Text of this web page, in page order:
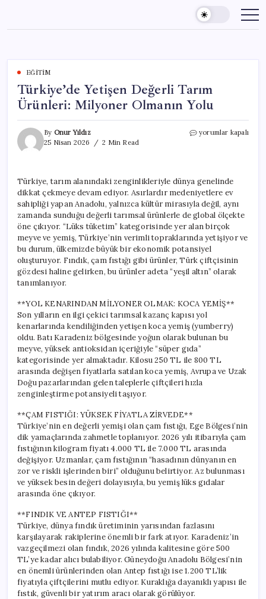
content
EĞITIM
Türkiye’de Yetişen Değerli Tarım
Ürünleri: Milyoner Olmanın Yolu
By Onur Yıldız
25 Nisan 2026
2 Min Read
Türkiye’de
Milyoner
Olmanın
Yolu
için
yorumlar kapalı
Türkiye, tarım alanındaki zenginlikleriyle dünya genelinde
dikkat çekmeye devam ediyor. Asırlardır medeniyetlere ev
sahipliği yapan Anadolu, yalnızca kültür mirasıyla değil, aynı
zamanda sunduğu değerli tarımsal ürünlerle de global ölçekte
öne çıkıyor. “Lüks tüketim” kategorisinde yer alan birçok
meyve ve yemiş, Türkiye’nin verimli topraklarında yetişiyor ve
bu durum, ülkemizde büyük bir ekonomik potansiyel
oluşturuyor. Fındık, çam fıstığı gibi ürünler, Türk çiftçisinin
gözdesi haline gelirken, bu ürünler adeta “yeşil altın” olarak
tanımlanıyor.
**YOL KENARINDAN MİLYONER OLMAK: KOCA YEMİŞ**
Son yılların en ilgi çekici tarımsal kazanç kapısı yol
kenarlarında kendiliğinden yetişen koca yemiş (yumberry)
oldu. Batı Karadeniz bölgesinde yoğun olarak bulunan bu
meyve, yüksek antioksidan içeriğiyle “süper gıda”
kategorisinde yer almaktadır. Kilosu 250 TL ile 800 TL
arasında değişen fiyatlarla satılan koca yemiş, Avrupa ve Uzak
Doğu pazarlarından gelen taleplerle çiftçileri hızla
zenginleştirme potansiyeli taşıyor.
**ÇAM FISTIĞI: YÜKSEK FİYATLA ZİRVEDE**
Türkiye’nin en değerli yemişi olan çam fıstığı, Ege Bölgesi’nin
dik yamaçlarında zahmetle toplanıyor. 2026 yılı itibarıyla çam
fıstığının kilogram fiyatı 4.000 TL ile 7.000 TL arasında
değişiyor. Uzmanlar, çam fıstığının “hasadının dünyanın en
zor ve riskli işlerinden biri” olduğunu belirtiyor. Az bulunması
ve yüksek besin değeri dolayısıyla, bu yemiş lüks gıdalar
arasında öne çıkıyor.
**FINDIK VE ANTEP FISTIĞI**
Türkiye, dünya fındık üretiminin yarısından fazlasını
karşılayarak rakiplerine önemli bir fark atıyor. Karadeniz’in
vazgeçilmezi olan fındık, 2026 yılında kalitesine göre 500
TL’ye kadar alıcı bulabiliyor. Güneydoğu Anadolu Bölgesi’nin
en önemli ürünlerinden olan Antep fıstığı ise 1.200 TL’lik
fiyatıyla çiftçilerini mutlu ediyor. Kuraklığa dayanıklı yapısı ile
fıstık, güvenli bir yatırım aracı olarak görülüyor.